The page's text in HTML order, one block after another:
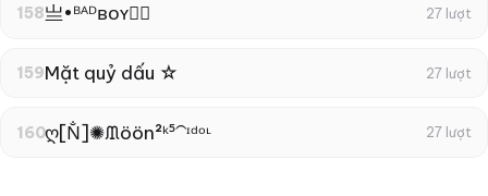
158亗•ᴮᴬᴰʙᴏʏ✿᭄ 27 lượt
159Mặt quỷ dấu ☆ 27 lượt
160ღ[N̐]✺ᙢöön²ᵏ⁵⁀ᶦᵈᵒᶫ 27 lượt